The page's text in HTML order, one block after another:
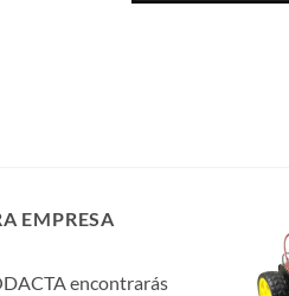
EMPRESA
encontrarás